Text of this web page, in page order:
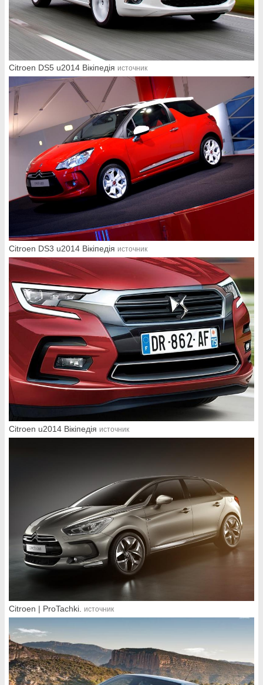
Citroen DS5 u2014 Вікіпедія источник
Citroen DS3 u2014 Вікіпедія источник
Citroen u2014 Вікіпедія источник
Citroen | ProTachki. источник